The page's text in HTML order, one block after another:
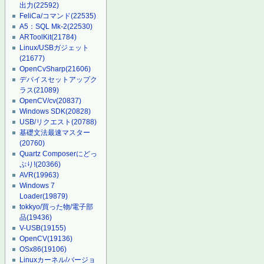
出力(22592)
FeliCa/コマンド(22535)
A5：SQL Mk-2(22530)
ARToolKit(21784)
Linux/USBガジェット
(21677)
OpenCvSharp(21606)
デバイスセットアップク
ラス(21089)
OpenCV/cv(20837)
Windows SDK(20828)
USB/リクエスト(20788)
基礎文法最速マスター
(20760)
Quartz Composerにどっ
ぷり!(20366)
AVR(19963)
Windows 7
Loader(19879)
tokkyo/買った物/電子部
品(19436)
V-USB(19155)
OpenCV(19136)
OSx86(19106)
Linuxカーネル/バージョ